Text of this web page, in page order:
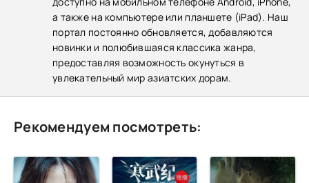
а также на компьютере или планшете (iPad). Наш
портал постоянно обновляется, добавляются
новинки и полюбившаяся классика жанра,
предоставляя возможность окунуться в
увлекательный мир азиатских дорам.
Рекомендуем посмотреть: